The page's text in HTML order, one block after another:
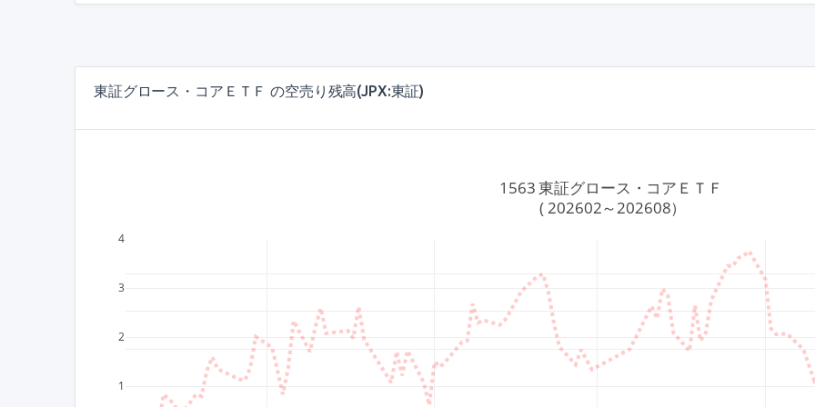
東証グロース・コアＥＴＦ の空売り残高(JPX:東証)
1
2
3
4
1563 東証グロース・コアＥＴＦ
( 202602～202608）